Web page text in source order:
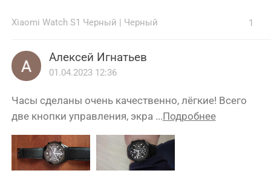
Xiaomi Watch S1 Черный | Черный 1
Алексей Игнатьев
01.04.2023 12:36
Часы сделаны очень качественно, лëгкие! Всего
две кнопки управления, экра ...Подробнее